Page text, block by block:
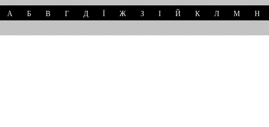
А Б В Г Д Ї Ж З І Й К Л М Н